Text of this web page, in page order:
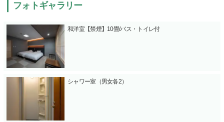
フォトギャラリー
和洋室【禁煙】10畳/バス・トイレ付
シャワー室（男女各2）